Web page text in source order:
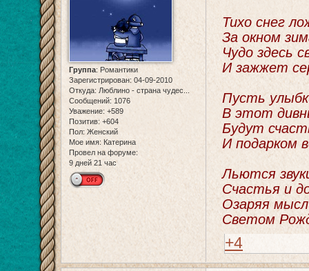
Группа: Романтики
Зарегистрирован: 04-09-2010
Откуда: Люблино - страна чудес...
Сообщений: 1076
Уважение: +589
Позитив: +604
Пол: Женский
Мое имя: Катерина
Провел на форуме:
9 дней 21 час
Тихо снег
За окном
Чудо здесь
И зажжет
Пусть
В этот
Будут
И подарком
Льются
Счастья и
Озаряя
Светом
+4